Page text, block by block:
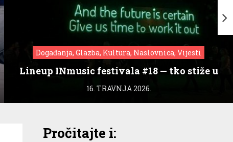
Događanja, Glazba, Kultura, Naslovnica, Vijesti
Lineup INmusic festivala #18 — tko stiže u
Zagreb?
16. TRAVNJA 2026.
Pročitajte i: